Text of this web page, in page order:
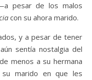
pesar de los malos
con su ahora marido.
y a pesar de tener
sentía nostalgia del
menos a su hermana
marido en que les